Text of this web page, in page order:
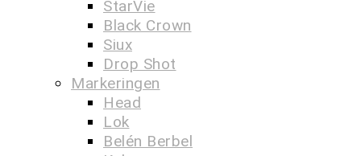
StarVie
Black Crown
Siux
Drop Shot
Markeringen
Head
Lok
Belén Berbel